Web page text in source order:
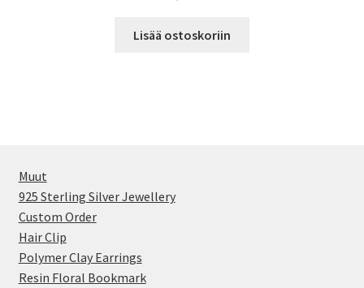
Lisää ostoskoriin
Muut
925 Sterling Silver Jewellery
Custom Order
Hair Clip
Polymer Clay Earrings
Resin Floral Bookmark